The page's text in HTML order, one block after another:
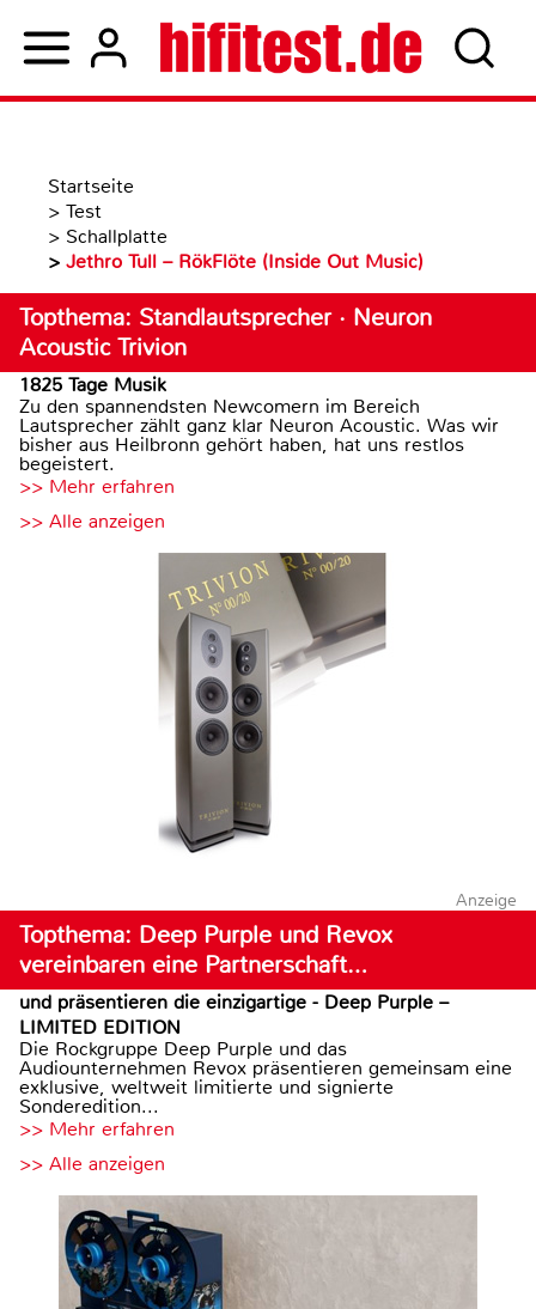
Startseite
> Test
> Schallplatte
> Jethro Tull – RökFlöte (Inside Out Music)
Topthema: Standlautsprecher · Neuron
Acoustic Trivion
1825 Tage Musik
Zu den spannendsten Newcomern im Bereich
Lautsprecher zählt ganz klar Neuron Acoustic. Was wir
bisher aus Heilbronn gehört haben, hat uns restlos
begeistert.
>> Mehr erfahren
>> Alle anzeigen
Anzeige
Topthema: Deep Purple und Revox
vereinbaren eine Partnerschaft…
und präsentieren die einzigartige - Deep Purple –
LIMITED EDITION
Die Rockgruppe Deep Purple und das
Audiounternehmen Revox präsentieren gemeinsam eine
exklusive, weltweit limitierte und signierte
Sonderedition...
>> Mehr erfahren
>> Alle anzeigen